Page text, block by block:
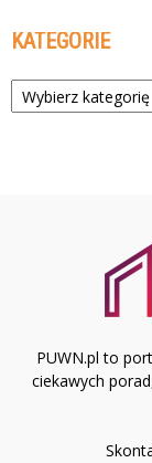
KATEGORIE
Kategorie
PUWN.pl to
ciekawych